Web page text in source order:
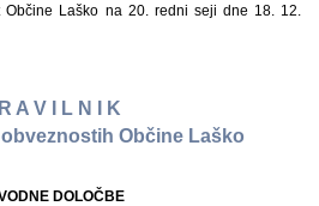
Občine Laško na 20. redni seji dne 18. 12.
A V I L N I K
Občine Laško
DOLOČBE